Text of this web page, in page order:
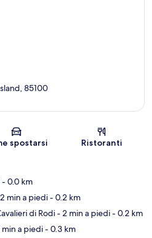
Mappa
85100
spostarsi Ristoranti
- 0.0 km
min a piedi- 0.2 km
di Rodi- 2 min a piedi- 0.2 km
min a piedi- 0.3 km